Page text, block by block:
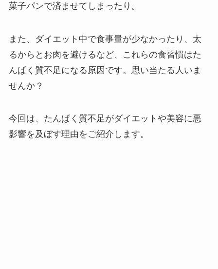
菓子パンで済ませてしまったり。
また、ダイエット中で食事量が少なかったり、太
るからとお肉を避けるなど、これらの食習慣はた
んぱく質不足になる原因です。思い当たる人いま
せんか？
今回は、たんぱく質不足がダイエットや美容に悪
影響を及ぼす理由をご紹介します。